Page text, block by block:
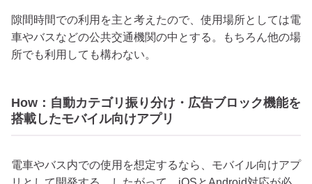
隙間時間での利用を主と考えたので、使用場所としては電
車やバスなどの公共交通機関の中とする。もちろん他の場
所でも利用しても構わない。
How：自動カテゴリ振り分け・広告ブロック機能を
搭載したモバイル向けアプリ
電車やバス内での使用を想定するなら、モバイル向けアプ